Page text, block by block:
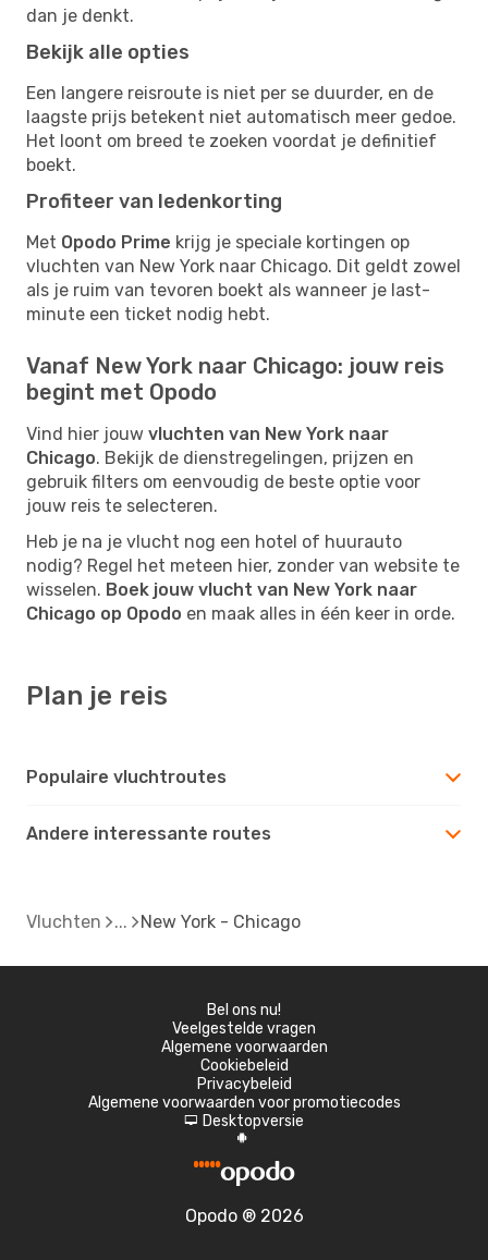
dan je denkt.
Bekijk alle opties
Een langere reisroute is niet per se duurder, en de
laagste prijs betekent niet automatisch meer gedoe.
Het loont om breed te zoeken voordat je definitief
boekt.
Profiteer van ledenkorting
Met Opodo Prime krijg je speciale kortingen op
vluchten van New York naar Chicago. Dit geldt zowel
als je ruim van tevoren boekt als wanneer je last-
minute een ticket nodig hebt.
Vanaf New York naar Chicago: jouw reis
begint met Opodo
Vind hier jouw vluchten van New York naar
Chicago. Bekijk de dienstregelingen, prijzen en
gebruik filters om eenvoudig de beste optie voor
jouw reis te selecteren.
Heb je na je vlucht nog een hotel of huurauto
nodig? Regel het meteen hier, zonder van website te
wisselen. Boek jouw vlucht van New York naar
Chicago op Opodo en maak alles in één keer in orde.
Plan je reis
Populaire vluchtroutes
Andere interessante routes
Vluchten New York - Chicago
Bel ons nu!
Veelgestelde vragen
Algemene voorwaarden
Cookiebeleid
Privacybeleid
Algemene voorwaarden voor promotiecodes
d Desktopversie
A
Opodo ® 2026